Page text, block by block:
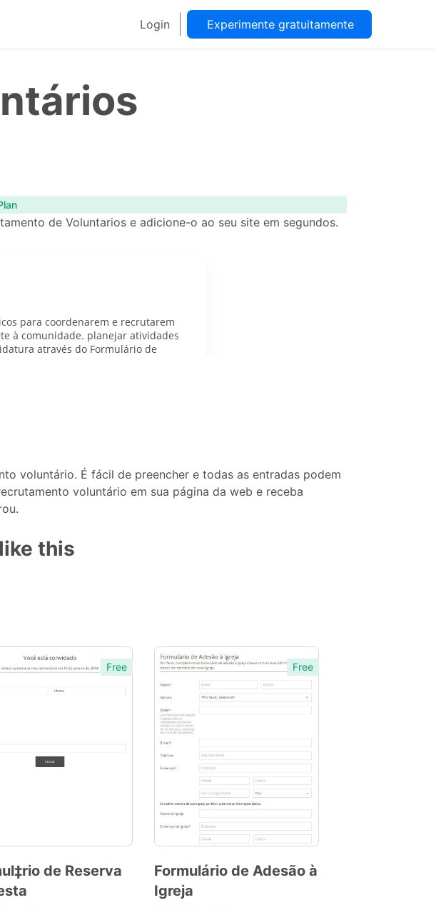
Login Experimente gratuitamente
de Voluntarios e adicione-o ao seu site em segundos.
voluntário. É fácil de preencher e todas as entradas podem
voluntário em sua página da web e receba
this
Free
Preview
de Reserva
Free
Formulário de Adesão à
Igreja